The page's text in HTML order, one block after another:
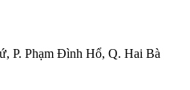
P. Phạm Đình Hổ, Q. Hai Bà